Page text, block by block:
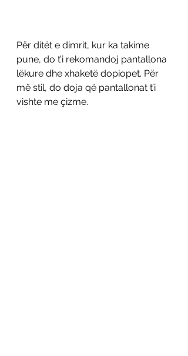
Për ditët e dimrit, kur ka takime
pune, do t’i rekomandoj pantallona
lëkure dhe xhaketë dopiopet. Për
më stil, do doja që pantallonat t’i
vishte me çizme.